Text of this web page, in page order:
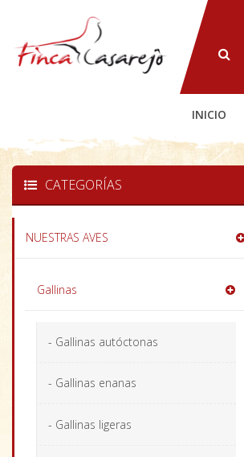
INICIO
CATEGORÍAS
NUESTRAS AVES
Gallinas
- Gallinas autóctonas
- Gallinas enanas
- Gallinas ligeras